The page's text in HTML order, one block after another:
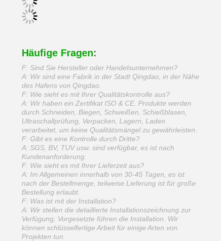
Häufige Fragen:
F: Sind Sie Hersteller oder Handelsunternehmen?
A: Wir sind eine Fabrik in der Stadt Qingdao, in der Nähe
des Hafens von Qingdao.
F: Wie sieht es mit Ihrer Qualitätskontrolle aus?
A: Wir haben ein Zertifikat ISO & CE. Produkte werden
durch Schneiden, Biegen, Schweißen, Schießblasen,
Ultraschallprüfung, Verpacken, Lagern, Laden
verarbeitet, um keine Qualitätsmängel zu gewährleisten.
F: Gibt es eine Kontrolle durch Dritte?
A: SGS, BV, TUV usw. sind verfügbar, es ist nach
Kundenanforderung.
F: Wie sieht es mit Ihrer Lieferzeit aus?
A: Im Allgemeinen innerhalb von 30-45 Tagen, es ist
nach der Bestellmenge, teilweise Lieferung ist für große
Bestellung erlaubt.
F: Was ist mit der Installation?
A: Wir stellen die detaillierte Installationszeichnung zur
Verfügung, Vorgesetzte führen die Installation. Wir
können schlüsselfertige Arbeit für einige Arten von
Projekten tun.